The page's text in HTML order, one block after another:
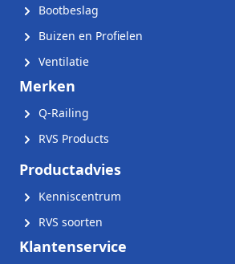
Bootbeslag
Buizen en Profielen
Ventilatie
Merken
Q-Railing
RVS Products
Productadvies
Kenniscentrum
RVS soorten
Klantenservice